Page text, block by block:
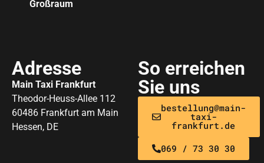
Großraum
Adresse
Main Taxi Frankfurt
Theodor-Heuss-Allee 112
60486 Frankfurt am Main
Hessen, DE
So erreichen
Sie uns
bestellung@main-
taxi-
frankfurt.de
069 / 73 30 30